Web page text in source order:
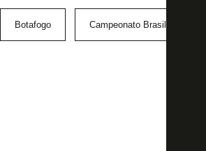
Botafogo Campeonato Brasileiro